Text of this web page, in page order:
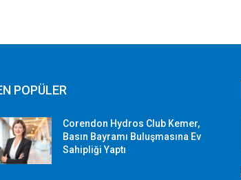
POPÜLER
Corendon Hydros Club Kemer,
Basın Bayramı Buluşmasına Ev
Sahipliği Yaptı